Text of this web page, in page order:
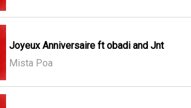
Joyeux Anniversaire ft obadi and Jnt
Mista Poa